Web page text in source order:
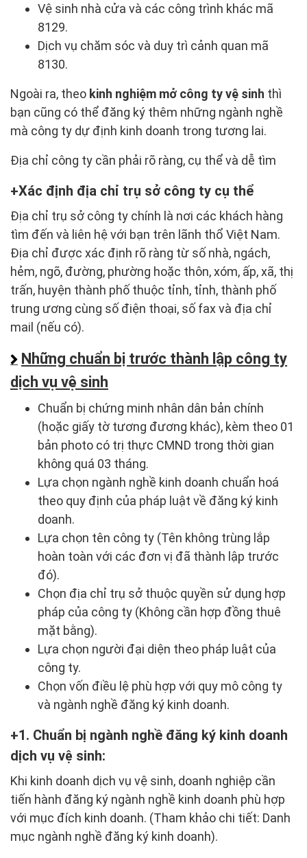
Vệ sinh nhà cửa và các công trình khác mã
8129.
Dịch vụ chăm sóc và duy trì cảnh quan mã
8130.
Ngoài ra, theo kinh nghiệm mở công ty vệ sinh thì
bạn cũng có thể đăng ký thêm những ngành nghề
mà công ty dự định kinh doanh trong tương lai.
Địa chỉ công ty cần phải rõ ràng, cụ thể và dễ tìm
Xác định địa chỉ trụ sở công ty cụ thể
Địa chỉ trụ sở công ty chính là nơi các khách hàng
tìm đến và liên hệ với bạn trên lãnh thổ Việt Nam.
Địa chỉ được xác định rõ ràng từ số nhà, ngách,
hẻm, ngõ, đường, phường hoặc thôn, xóm, ấp, xã, thị
trấn, huyện thành phố thuộc tỉnh, tỉnh, thành phố
trung ương cùng số điện thoại, số fax và địa chỉ
mail (nếu có).
Những chuẩn bị trước thành lập công ty
dịch vụ vệ sinh
Chuẩn bị chứng minh nhân dân bản chính
(hoặc giấy tờ tương đương khác), kèm theo 01
bản photo có trị thực CMND trong thời gian
không quá 03 tháng.
Lựa chọn ngành nghề kinh doanh chuẩn hoá
theo quy định của pháp luật về đăng ký kinh
doanh.
Lựa chọn tên công ty (Tên không trùng lắp
hoàn toàn với các đơn vị đã thành lập trước
đó).
Chọn địa chỉ trụ sở thuộc quyền sử dụng hợp
pháp của công ty (Không cần hợp đồng thuê
mặt bằng).
Lựa chọn người đại diện theo pháp luật của
công ty.
Chọn vốn điều lệ phù hợp với quy mô công ty
và ngành nghề đăng ký kinh doanh.
1. Chuẩn bị ngành nghề đăng ký kinh doanh
dịch vụ vệ sinh:
Khi kinh doanh dịch vụ vệ sinh, doanh nghiệp cần
tiến hành đăng ký ngành nghề kinh doanh phù hợp
với mục đích kinh doanh. (Tham khảo chi tiết: Danh
mục ngành nghề đăng ký kinh doanh).